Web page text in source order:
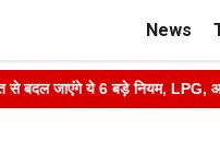
News
ये 6 बड़े नियम, LPG, आधार,